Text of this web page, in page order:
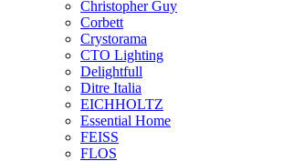
Christopher Guy
Corbett
Crystorama
CTO Lighting
Delightfull
Ditre Italia
EICHHOLTZ
Essential Home
FEISS
FLOS